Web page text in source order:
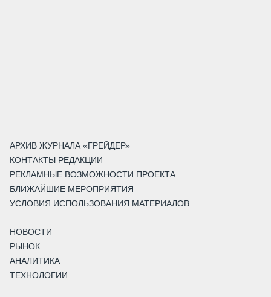
АРХИВ ЖУРНАЛА «ГРЕЙДЕР»
КОНТАКТЫ РЕДАКЦИИ
РЕКЛАМНЫЕ ВОЗМОЖНОСТИ ПРОЕКТА
БЛИЖАЙШИЕ МЕРОПРИЯТИЯ
УСЛОВИЯ ИСПОЛЬЗОВАНИЯ МАТЕРИАЛОВ
НОВОСТИ
РЫНОК
АНАЛИТИКА
ТЕХНОЛОГИИ